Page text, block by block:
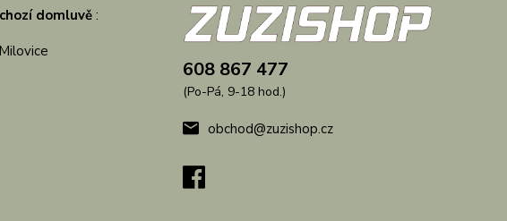
domluvě :
608 867 477
(Po-Pá, 9-18 hod.)
obchod@zuzishop.cz